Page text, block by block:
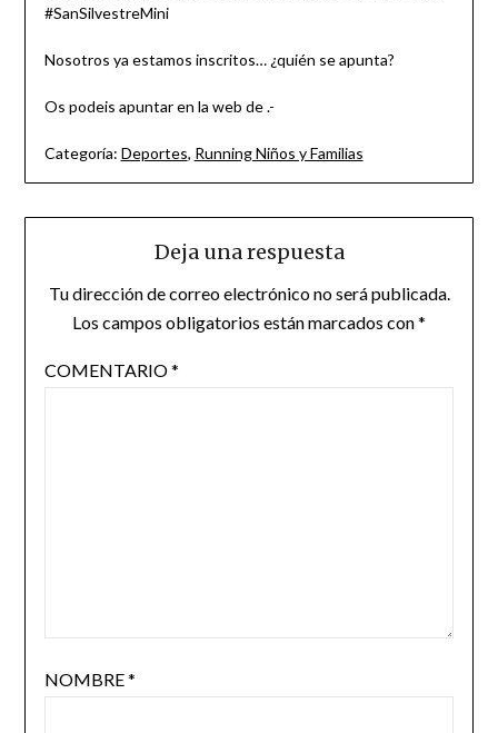
#SanSilvestreMini
Nosotros ya estamos inscritos… ¿quién se apunta?
Os podeis apuntar en la web de .-
Categoría: Deportes, Running Niños y Familias
Deja una respuesta
Tu dirección de correo electrónico no será publicada.
Los campos obligatorios están marcados con*
COMENTARIO*
NOMBRE*